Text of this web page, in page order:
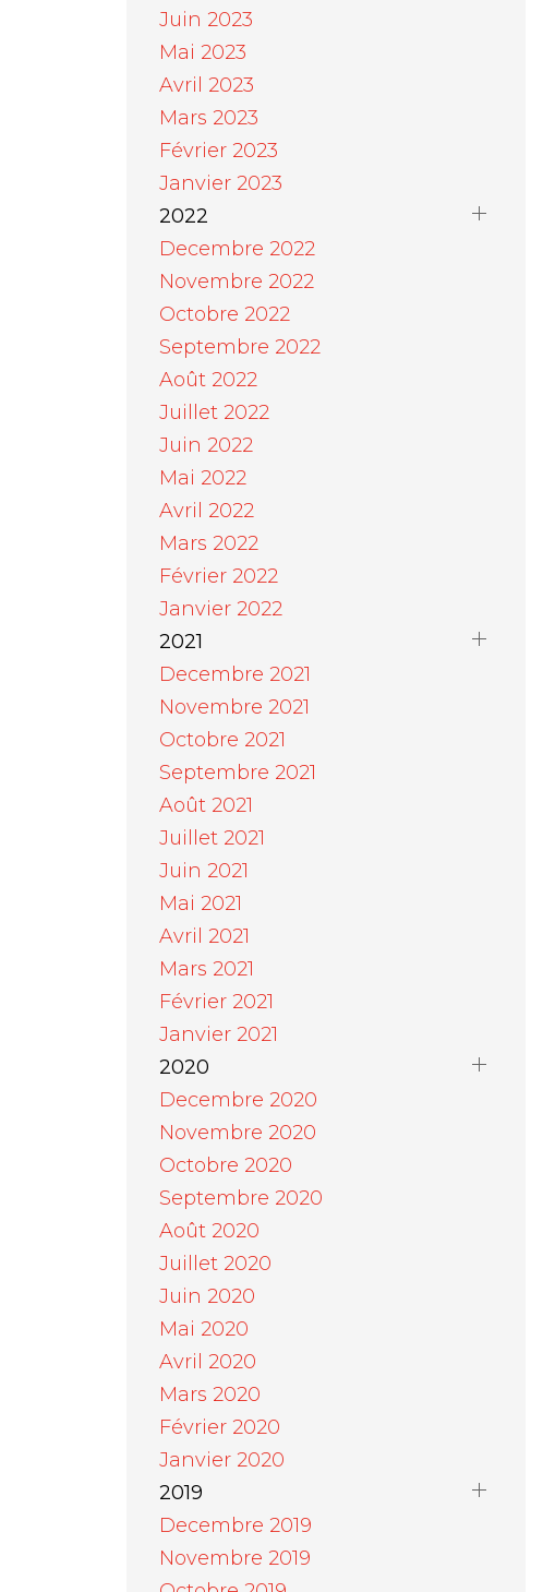
Juin 2023
Mai 2023
Avril 2023
Mars 2023
Février 2023
Janvier 2023
2022
Decembre 2022
Novembre 2022
Octobre 2022
Septembre 2022
Août 2022
Juillet 2022
Juin 2022
Mai 2022
Avril 2022
Mars 2022
Février 2022
Janvier 2022
2021
Decembre 2021
Novembre 2021
Octobre 2021
Septembre 2021
Août 2021
Juillet 2021
Juin 2021
Mai 2021
Avril 2021
Mars 2021
Février 2021
Janvier 2021
2020
Decembre 2020
Novembre 2020
Octobre 2020
Septembre 2020
Août 2020
Juillet 2020
Juin 2020
Mai 2020
Avril 2020
Mars 2020
Février 2020
Janvier 2020
2019
Decembre 2019
Novembre 2019